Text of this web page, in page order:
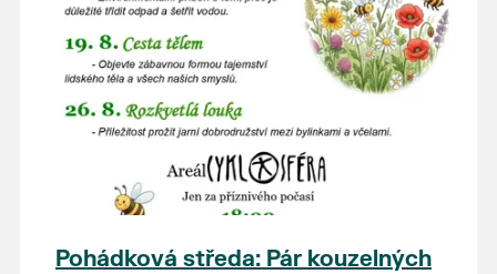
Pohádková středa: Pár kouzelných